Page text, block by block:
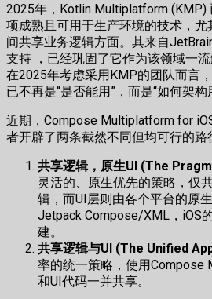
2025年，Kotlin Multiplatform (KMP)
项成熟且可用于生产环境的技术，尤
间共享业务逻辑方面。其来自
支持 ，已经巩固了它作为该领域一
在2025年考虑采用KMP的团队而言
已不再是“是否能用”，而是“如何架构
近期，Compose Multiplatform for
者开辟了两条截然不同但均可行的路
共享逻辑，原生UI (The
灵活的、原生优先的策略，仅
辑，而UI层则由各个平台的原
Jetpack Compose/XML，iOS
建。
共享逻辑与UI (The Unified
率的统一策略，使用Compose
和UI代码一并共享。